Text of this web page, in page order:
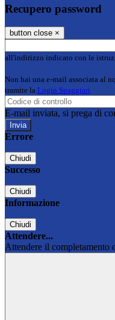
Recupero password
button close ×
all'indirizzo indicato con le
Non hai una e-mail associata al
tramite la Login Spaggiari
E-mail inviata, si prega di
Errore
Chiudi
Successo
Chiudi
Informazione
Chiudi
Attendere...
Attendere il completamento